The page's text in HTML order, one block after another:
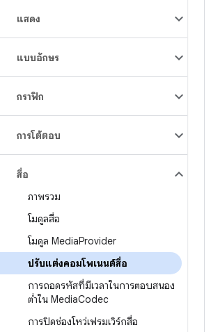
แสดง
แบบอักษร
กราฟิก
การโต้ตอบ
สื่อ
ภาพรวม
โมดูลสื่อ
โมดูล MediaProvider
ปรับแต่งคอมโพเนนต์สื่อ
การถอดรหัสที่มีเวลาในการตอบสนอง
ต่ำใน MediaCodec
การปิดช่องโหว่เฟรมเวิร์กสื่อ